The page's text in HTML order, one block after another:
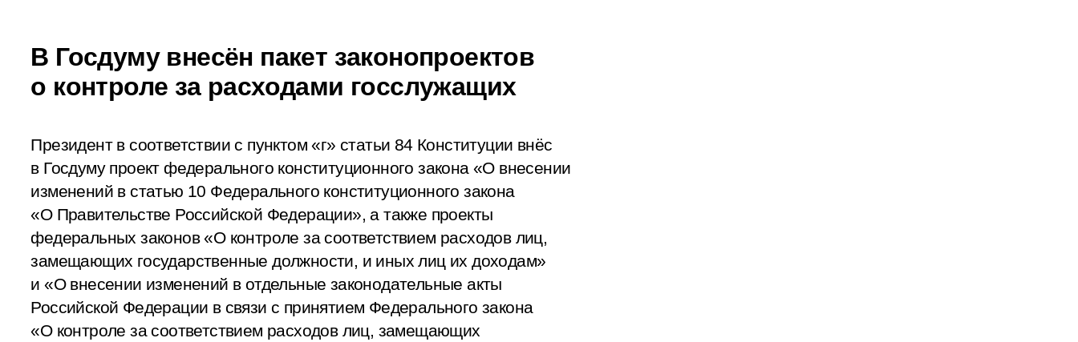
В Госдуму внесён пакет законопроектов
о контроле за расходами госслужащих
Президент в соответствии с пунктом «г» статьи 84 Конституции внёс
в Госдуму проект федерального конституционного закона «О внесении
изменений в статью 10 Федерального конституционного закона
«О Правительстве Российской Федерации», а также проекты
федеральных законов «О контроле за соответствием расходов лиц,
замещающих государственные должности, и иных лиц их доходам»
и «О внесении изменений в отдельные законодательные акты
Российской Федерации в связи с принятием Федерального закона
«О контроле за соответствием расходов лиц, замещающих